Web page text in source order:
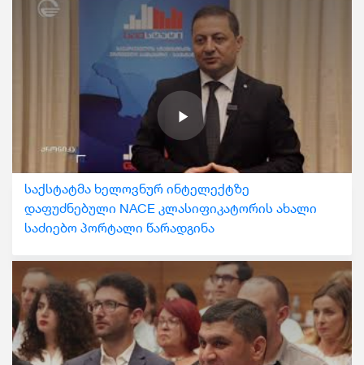
საქსტატმა ხელოვნურ ინტელექტზე
დაფუძნებული NACE კლასიფიკატორის ახალი
საძიებო პორტალი წარადგინა